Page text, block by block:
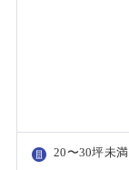
20〜30坪未満